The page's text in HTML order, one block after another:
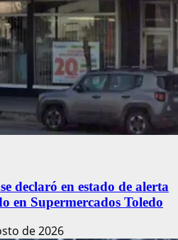
declaró en estado de alerta
en Supermercados Toledo
de 2026